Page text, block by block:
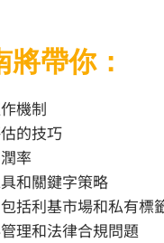
帶你：
機制
的技巧
率
和關鍵字策略
括利基市場和私有標
理和法律合規問題